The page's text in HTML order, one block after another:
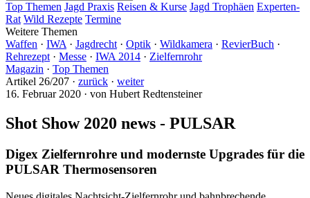
Top Themen Jagd Praxis Reisen & Kurse Jagd Trophäen Experten-
Rat Wild Rezepte Termine
Weitere Themen
Waffen · IWA · Jagdrecht · Optik · Wildkamera · RevierBuch ·
Rehrezept · Messe · IWA 2014 · Zielfernrohr
Magazin · Top Themen
Artikel 26/207 · zurück · weiter
16. Februar 2020 · von Hubert Redtensteiner
Shot Show 2020 news - PULSAR
Digex Zielfernrohre und modernste Upgrades für die
PULSAR Thermosensoren